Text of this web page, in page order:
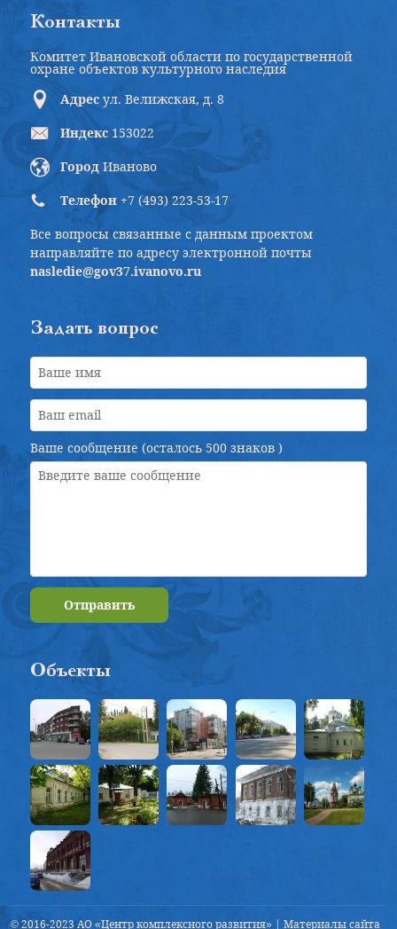
Контакты
Комитет Ивановской области по государственной
охране объектов культурного наследия
Адрес ул. Велижская, д. 8
Индекс 153022
Город Иваново
Телефон +7 (493) 223-53-17
Все вопросы связанные с данным проектом
направляйте по адресу электронной почты
nasledie@gov37.ivanovo.ru
Задать вопрос
Ваше сообщение (осталось 500 знаков )
Отправить
Объекты
© 2016-2023 АО «Центр комплексного развития» | Материалы сайта